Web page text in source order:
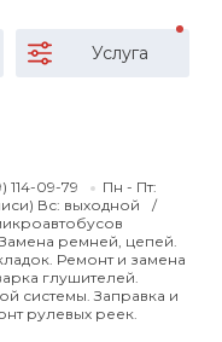
Услуга
114-09-79
Пн - Пт:
Вс: выходной
ремней, цепей.
Ремонт и замена
глушителей.
системы. Заправка и
рулевых реек.